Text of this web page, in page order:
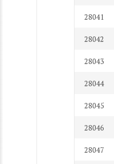
28041
28042
28043
28044
28045
28046
28047